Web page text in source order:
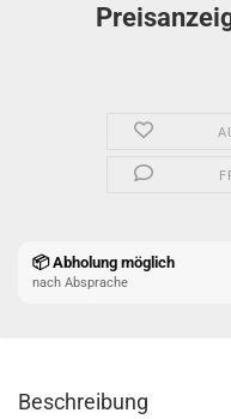
📦 Abholung möglich
nach Absprache
Beschreibung